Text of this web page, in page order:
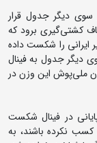
سوی دیگر جدول قرار
کشتی‌گیری برود که
ایرانی را شکست داده
دیگر جدول به فینال
ملی‌پوش این وزن در
در فینال شکست
کسب نکرده باشند، به